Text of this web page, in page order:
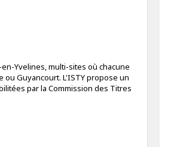
Yvelines, multi-sites où chacune
Guyancourt. L'ISTY propose un
par la Commission des Titres